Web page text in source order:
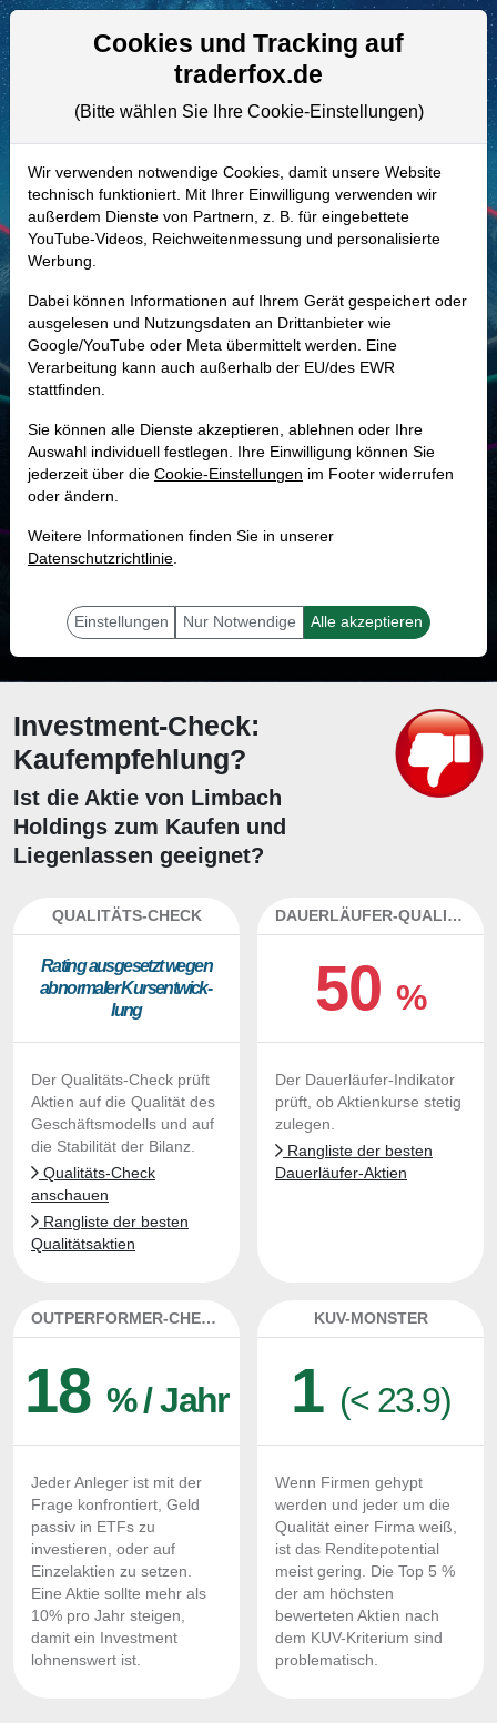
Aktien- und Artikelsuche
A2APH1 | LMB–Limbach Holdings
Aktie
Realtime-Aktienkurs:
- - -
-
Marktkapitalisierung 590,98 Mio. USD
Unternehmenswert
Umsatz 646,80 Mio. USD
28.3 %
mit dieser Aktie erfolgreich sein.
Investment-Check:
Kaufempfehlung?
Ist die Aktie von Limbach
Holdings zum Kaufen und
Liegenlassen geeignet?
QUALITÄTS-CHECK
Ra­ting aus­ge­setzt we­gen
ab­nor­ma­ler Kurs­ent­wick­
lung
Der Qualitäts-Check prüft
Aktien auf die Qualität des
Geschäftsmodells und auf
die Stabilität der Bilanz.
Qualitäts-Check
anschauen
Rangliste der besten
Qualitätsaktien
DAUERLÄUFER-QUALITÄTEN
50%
Der Dauerläufer-Indikator
prüft, ob Aktienkurse stetig
zulegen.
Rangliste der besten
Dauerläufer-Aktien
OUTPERFORMER-CHECK
18 % / Jahr
Jeder Anleger ist mit der
Frage konfrontiert, Geld
passiv in ETFs zu
investieren, oder auf
Einzelaktien zu setzen.
Eine Aktie sollte mehr als
10% pro Jahr steigen,
damit ein Investment
lohnenswert ist.
KUV-MONSTER
1 (< 23.9)
Wenn Firmen gehypt
werden und jeder um die
Qualität einer Firma weiß,
ist das Renditepotential
meist gering. Die Top 5 %
der am höchsten
bewerteten Aktien nach
dem KUV-Kriterium sind
problematisch.
Cookies und Tracking auf
traderfox.de
(Bitte wählen Sie Ihre Cookie-Einstellungen)
Wir verwenden notwendige Cookies, damit unsere Website
technisch funktioniert. Mit Ihrer Einwilligung verwenden wir
außerdem Dienste von Partnern, z. B. für eingebettete
YouTube-Videos, Reichweitenmessung und personalisierte
Werbung.
Dabei können Informationen auf Ihrem Gerät gespeichert oder
ausgelesen und Nutzungsdaten an Drittanbieter wie
Google/YouTube oder Meta übermittelt werden. Eine
Verarbeitung kann auch außerhalb der EU/des EWR
stattfinden.
Sie können alle Dienste akzeptieren, ablehnen oder Ihre
Auswahl individuell festlegen. Ihre Einwilligung können Sie
jederzeit über die Cookie-Einstellungen im Footer widerrufen
oder ändern.
Weitere Informationen finden Sie in unserer
Datenschutzrichtlinie.
Einstellungen Nur Notwendige Alle akzeptieren